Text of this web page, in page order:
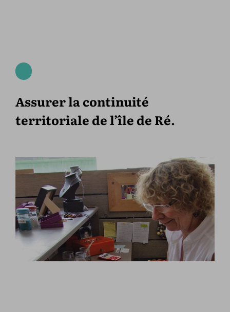
Assurer la continuité
territoriale de l’île de Ré.